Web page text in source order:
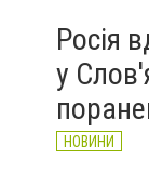
Росія
у
НОВИНИ